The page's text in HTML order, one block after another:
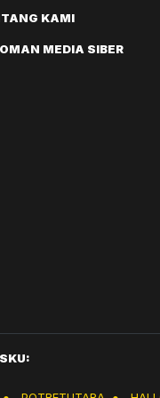
KAMI
MEDIA SIBER